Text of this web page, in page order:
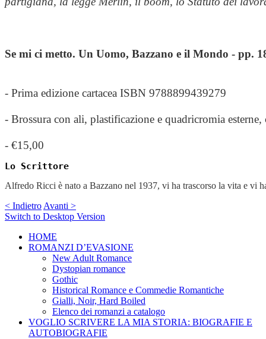
Se mi ci metto. Un Uomo, Bazzano e il Mondo - pp.
- Prima edizione cartacea ISBN 9788899439279
- Brossura con ali, plastificazione e quadricromia
- €15,00
Lo Scrittore
Alfredo Ricci è nato a Bazzano nel 1937, vi ha trascorso la vita e vi
< Indietro Avanti >
Switch to Desktop Version
HOME
ROMANZI D’EVASIONE
New Adult Romance
Dystopian romance
Gothic
Historical Romance e Commedie Romantiche
Gialli, Noir, Hard Boiled
Elenco dei romanzi a catalogo
VOGLIO SCRIVERE LA MIA STORIA: BIOGRAFIE E
AUTOBIOGRAFIE